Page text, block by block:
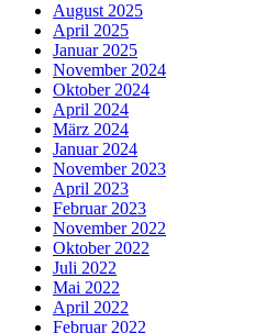
August 2025
April 2025
Januar 2025
November 2024
Oktober 2024
April 2024
März 2024
Januar 2024
November 2023
April 2023
Februar 2023
November 2022
Oktober 2022
Juli 2022
Mai 2022
April 2022
Februar 2022